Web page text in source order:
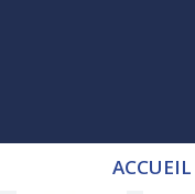
ACCUEIL